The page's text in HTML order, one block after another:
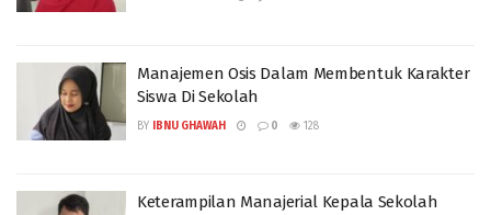
Manajemen Osis Dalam Membentuk Karakter
Siswa Di Sekolah
BY IBNU GHAWAH 0 128
Keterampilan Manajerial Kepala Sekolah